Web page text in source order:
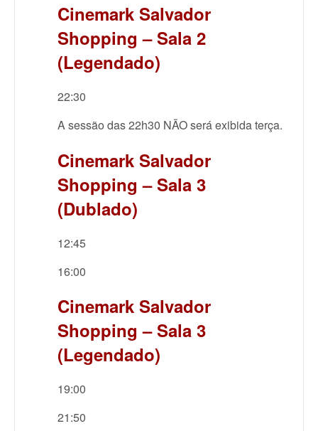
Cinemark Salvador
Shopping – Sala 2
(Legendado)
22:30
A sessão das 22h30 NÃO será exibida terça.
Cinemark Salvador
Shopping – Sala 3
(Dublado)
12:45
16:00
Cinemark Salvador
Shopping – Sala 3
(Legendado)
19:00
21:50